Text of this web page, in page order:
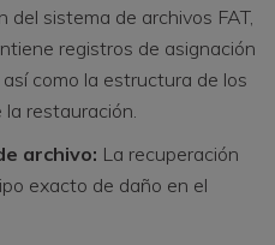
del sistema de archivos FAT,
registros de asignación
como la estructura de los
restauración.
archivo: La recuperación
exacto de daño en el